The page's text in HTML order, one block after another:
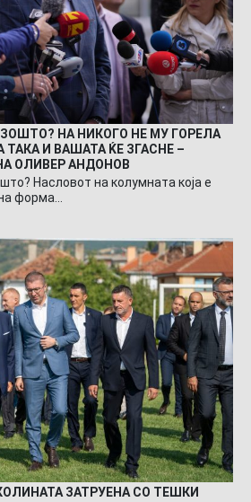
НА НИКОГО НЕ МУ ГОРЕЛА
ТАКА И ВАШАТА ЌЕ ЗГАСНЕ –
ОЛИВЕР АНДОНОВ
Насловот на колумната која е
форма…
ЗАТРУЕНА СО ТЕШКИ